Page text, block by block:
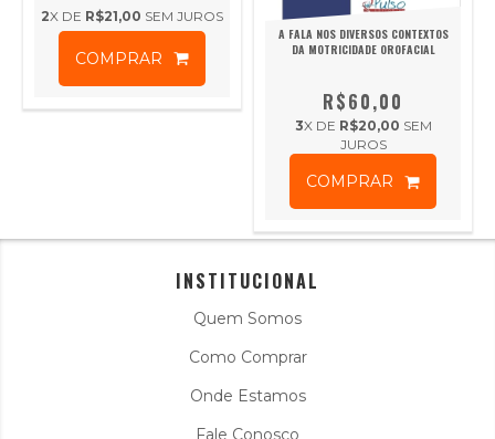
2X DE R$21,00 SEM JUROS
COMPRAR
A FALA NOS DIVERSOS CONTEXTOS
DA MOTRICIDADE OROFACIAL
R$60,00
3X DE R$20,00 SEM
JUROS
COMPRAR
INSTITUCIONAL
Quem Somos
Como Comprar
Onde Estamos
Fale Conosco